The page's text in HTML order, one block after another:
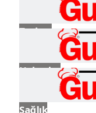
Turizm
Haberler
Sağlık